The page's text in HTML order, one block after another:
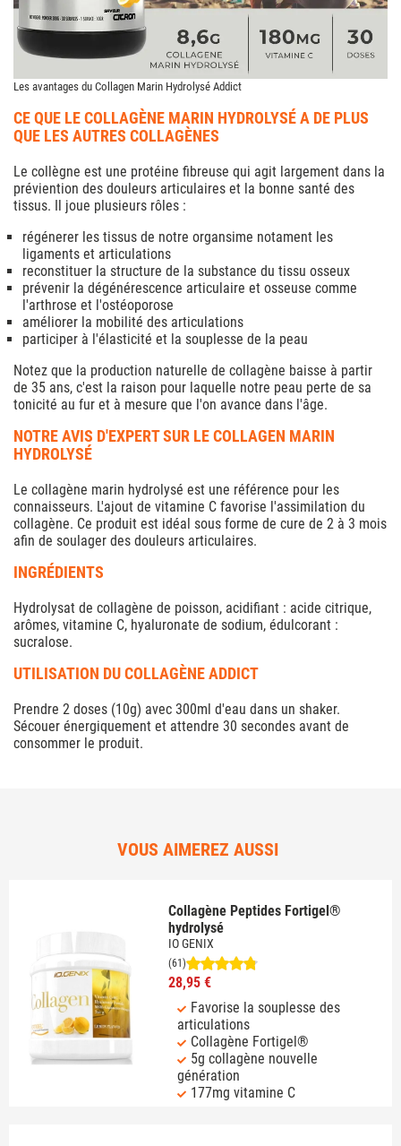
Les avantages du Collagen Marin Hydrolysé Addict
CE QUE LE COLLAGÈNE MARIN HYDROLYSÉ A DE PLUS
QUE LES AUTRES COLLAGÈNES
Le collègne est une protéine fibreuse qui agit largement dans la
préviention des douleurs articulaires et la bonne santé des
tissus. Il joue plusieurs rôles :
régénerer les tissus de notre organsime notament les
ligaments et articulations
reconstituer la structure de la substance du tissu osseux
prévenir la dégénérescence articulaire et osseuse comme
l'arthrose et l'ostéoporose
améliorer la mobilité des articulations
participer à l'élasticité et la souplesse de la peau
Notez que la production naturelle de collagène baisse à partir
de 35 ans, c'est la raison pour laquelle notre peau perte de sa
tonicité au fur et à mesure que l'on avance dans l'âge.
NOTRE AVIS D'EXPERT SUR LE COLLAGEN MARIN
HYDROLYSÉ
Le collagène marin hydrolysé est une référence pour les
connaisseurs. L'ajout de vitamine C favorise l'assimilation du
collagène. Ce produit est idéal sous forme de cure de 2 à 3 mois
afin de soulager des douleurs articulaires.
INGRÉDIENTS
Hydrolysat de collagène de poisson, acidifiant : acide citrique,
arômes, vitamine C, hyaluronate de sodium, édulcorant :
sucralose.
UTILISATION DU COLLAGÈNE ADDICT
Prendre 2 doses (10g) avec 300ml d'eau dans un shaker.
Sécouer énergiquement et attendre 30 secondes avant de
consommer le produit.
VOUS AIMEREZ AUSSI
Collagène Peptides Fortigel®
hydrolysé
IO GENIX
(61)
28,95 €
Favorise la souplesse des
articulations
Collagène Fortigel®
5g collagène nouvelle
génération
177mg vitamine C